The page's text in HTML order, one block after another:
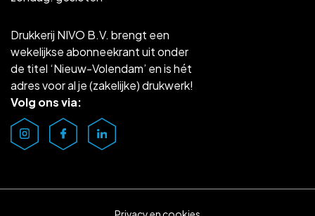
Drukkerij NIVO B.V. brengt een
wekelijkse abonneekrant uit onder
de titel ‘Nieuw-Volendam’ en is hét
adres voor al je (zakelijke) drukwerk!
Volg ons via: